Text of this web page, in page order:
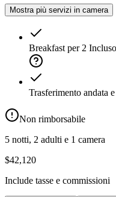
Mostra più servizi in camera
Breakfast per 2 Incluso
Trasferimento andata
Non rimborsabile
5 notti, 2 adulti e 1 camera
$42,120
Include tasse e commissioni